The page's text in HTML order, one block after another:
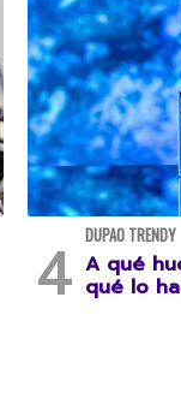
DUPAO TRENDY
A qué
qué lo